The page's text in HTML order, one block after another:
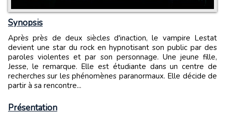
Synopsis
Après près de deux siècles d'inaction, le vampire Lestat
devient une star du rock en hypnotisant son public par des
paroles violentes et par son personnage. Une jeune fille,
Jesse, le remarque. Elle est étudiante dans un centre de
recherches sur les phénomènes paranormaux. Elle décide de
partir à sa rencontre...
Présentation